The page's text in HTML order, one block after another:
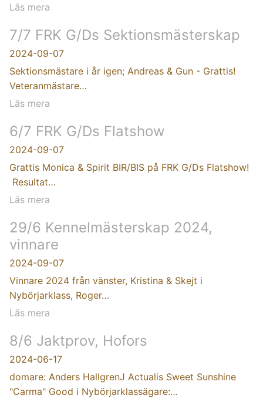
Läs mera
7/7 FRK G/Ds Sektionsmästerskap
2024-09-07
Sektionsmästare i år igen; Andreas & Gun - Grattis!
Veteranmästare…
Läs mera
6/7 FRK G/Ds Flatshow
2024-09-07
Grattis Monica & Spirit BIR/BIS på FRK G/Ds Flatshow!
Resultat…
Läs mera
29/6 Kennelmästerskap 2024,
vinnare
2024-09-07
Vinnare 2024 från vänster, Kristina & Skejt i
Nybörjarklass, Roger…
Läs mera
8/6 Jaktprov, Hofors
2024-06-17
domare: Anders HallgrenJ Actualis Sweet Sunshine
"Carma" Good i Nybörjarklassägare:…